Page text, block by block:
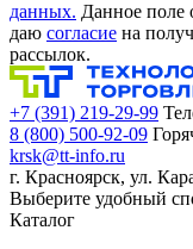
данных. Данное поле
даю согласие на
рассылок.
+7 (391) 219-29-99
8 (800) 500-92-09
krsk@tt-info.ru
г. Красноярск, ул.
Выберите удобный
Каталог